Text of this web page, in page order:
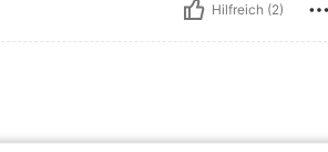
Hilfreich (2)